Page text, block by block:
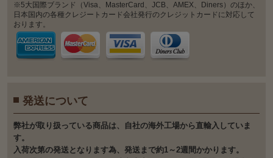
※5大国際ブランド（Visa、MasterCard、JCB、AMEX、Diners）のほか、
日本国内の各種クレジートカード会社発行のクレジットカードに対応して
おります。
発送について
弊社が取り扱っている商品は、自社の海外工場から直輸入していま
す。
入荷次第の発送となります為、発送まで約1～2週間かかります。